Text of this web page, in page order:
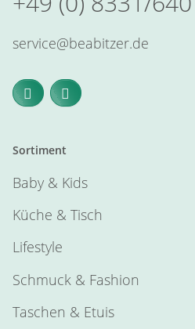
service@beabitzer.de
Sortiment
Baby & Kids
Küche & Tisch
Lifestyle
Schmuck & Fashion
Taschen & Etuis